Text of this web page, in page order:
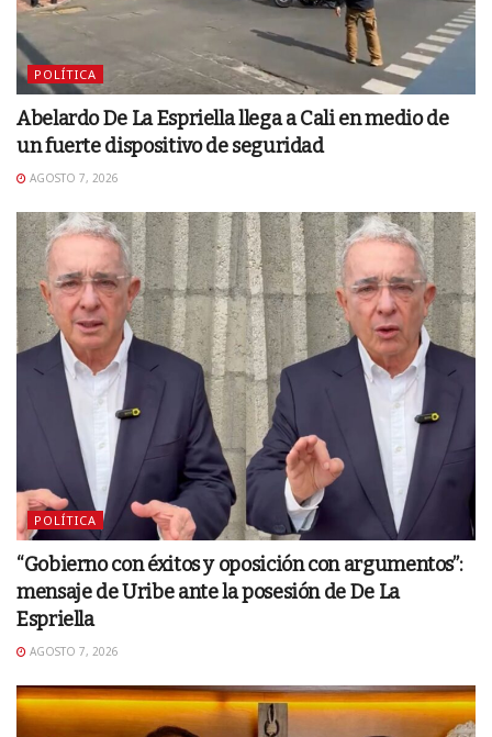
POLÍTICA
Abelardo De La Espriella llega a Cali en medio de
un fuerte dispositivo de seguridad
AGOSTO 7, 2026
POLÍTICA
“Gobierno con éxitos y oposición con argumentos”:
mensaje de Uribe ante la posesión de De La
Espriella
AGOSTO 7, 2026